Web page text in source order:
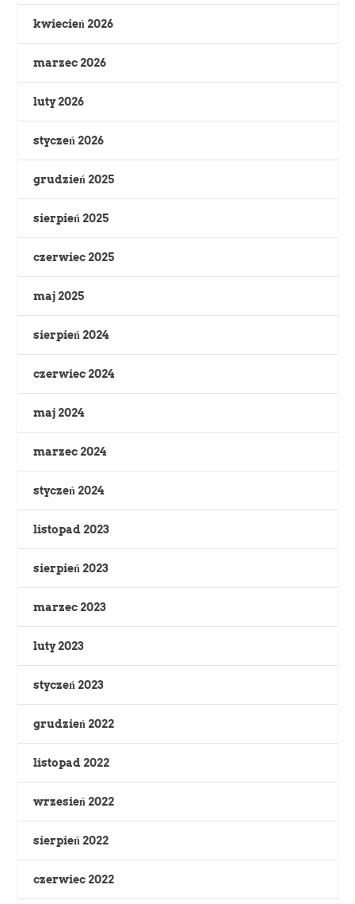
kwiecień 2026
marzec 2026
luty 2026
styczeń 2026
grudzień 2025
sierpień 2025
czerwiec 2025
maj 2025
sierpień 2024
czerwiec 2024
maj 2024
marzec 2024
styczeń 2024
listopad 2023
sierpień 2023
marzec 2023
luty 2023
styczeń 2023
grudzień 2022
listopad 2022
wrzesień 2022
sierpień 2022
czerwiec 2022